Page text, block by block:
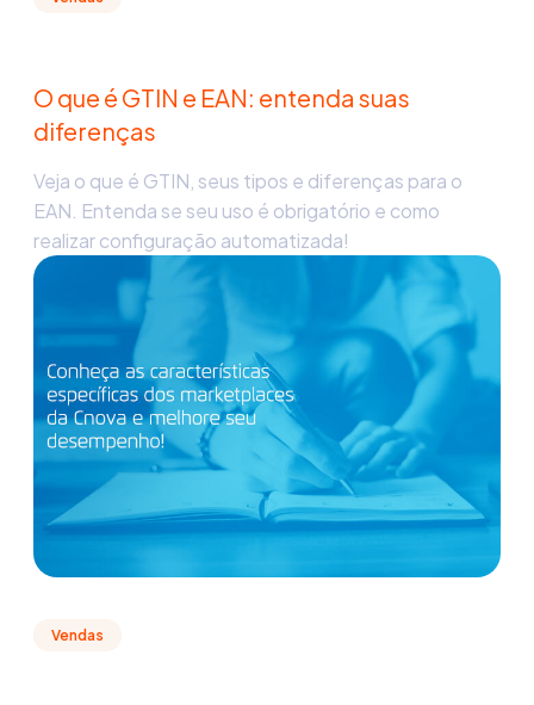
O que é GTIN e EAN: entenda suas
diferenças
Veja o que é GTIN, seus tipos e diferenças para o
EAN. Entenda se seu uso é obrigatório e como
realizar configuração automatizada!
Vendas